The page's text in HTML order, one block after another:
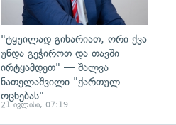
"ტყუილად გიხარიათ, ორი ქვა
უნდა გეჭიროთ და თავში
ირტყამდეთ" — შალვა
ნათელაშვილი "ქართულ
ოცნებას"
21 ივლისი, 07:19